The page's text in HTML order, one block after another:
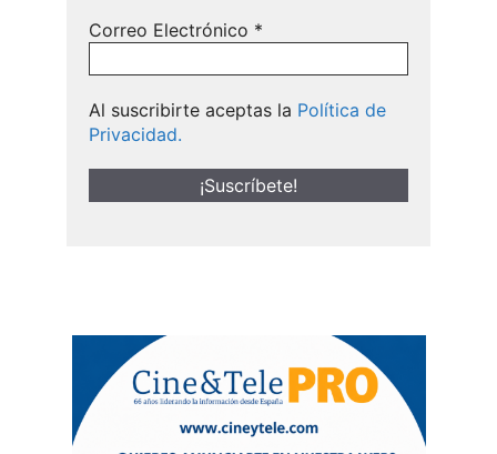
Correo Electrónico *
Al suscribirte aceptas la Política de
Privacidad.